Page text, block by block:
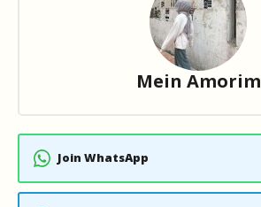
Mein Amorim
Join WhatsApp